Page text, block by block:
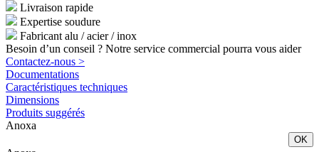
Livraison rapide
Expertise soudure
Fabricant alu / acier / inox
Besoin d’un conseil ? Notre service commercial pourra vous aider
Contactez-nous >
Documentations
Caractéristiques techniques
Dimensions
Produits suggérés
Anoxa
OK